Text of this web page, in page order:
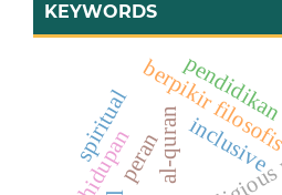
KEYWORDS
inclusive
al-quran
peran
berpikir filosofis
kehidupan
pendidikan
spiritual